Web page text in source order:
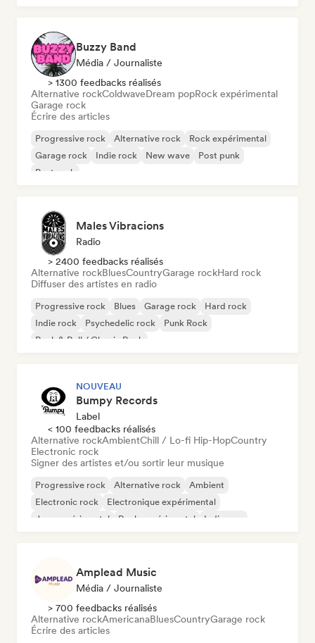
Buzzy Band
Média / Journaliste
> 1300 feedbacks réalisés
Alternative rockColdwaveDream popRock expérimental
Garage rock
Écrire des articles
Progressive rock Alternative rock
Rock expérimental
Garage rock
Indie rock New wave
Post punk
Post rock
Males Vibracions
Radio
> 2400 feedbacks réalisés
Alternative rockBluesCountryGarage rockHard rock
Diffuser des artistes en radio
Progressive rock Blues Garage rock
Hard rock
Indie rock
Psychedelic rock
Punk Rock
Rock & Roll / Classic Rock
NOUVEAU
Bumpy Records
Label
< 100 feedbacks réalisés
Alternative rockAmbientChill / Lo-fi Hip-HopCountry
Electronic rock
Signer des artistes et/ou sortir leur musique
Progressive rock Alternative rock
Ambient
Electronic rock
Electronique expérimental
Jazz expérimental
Rock expérimental Indie pop
Amplead Music
Média / Journaliste
> 700 feedbacks réalisés
Alternative rockAmericanaBluesCountryGarage rock
Écrire des articles